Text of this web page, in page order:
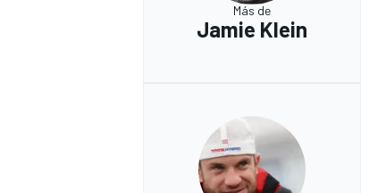
Más de
Jamie Klein